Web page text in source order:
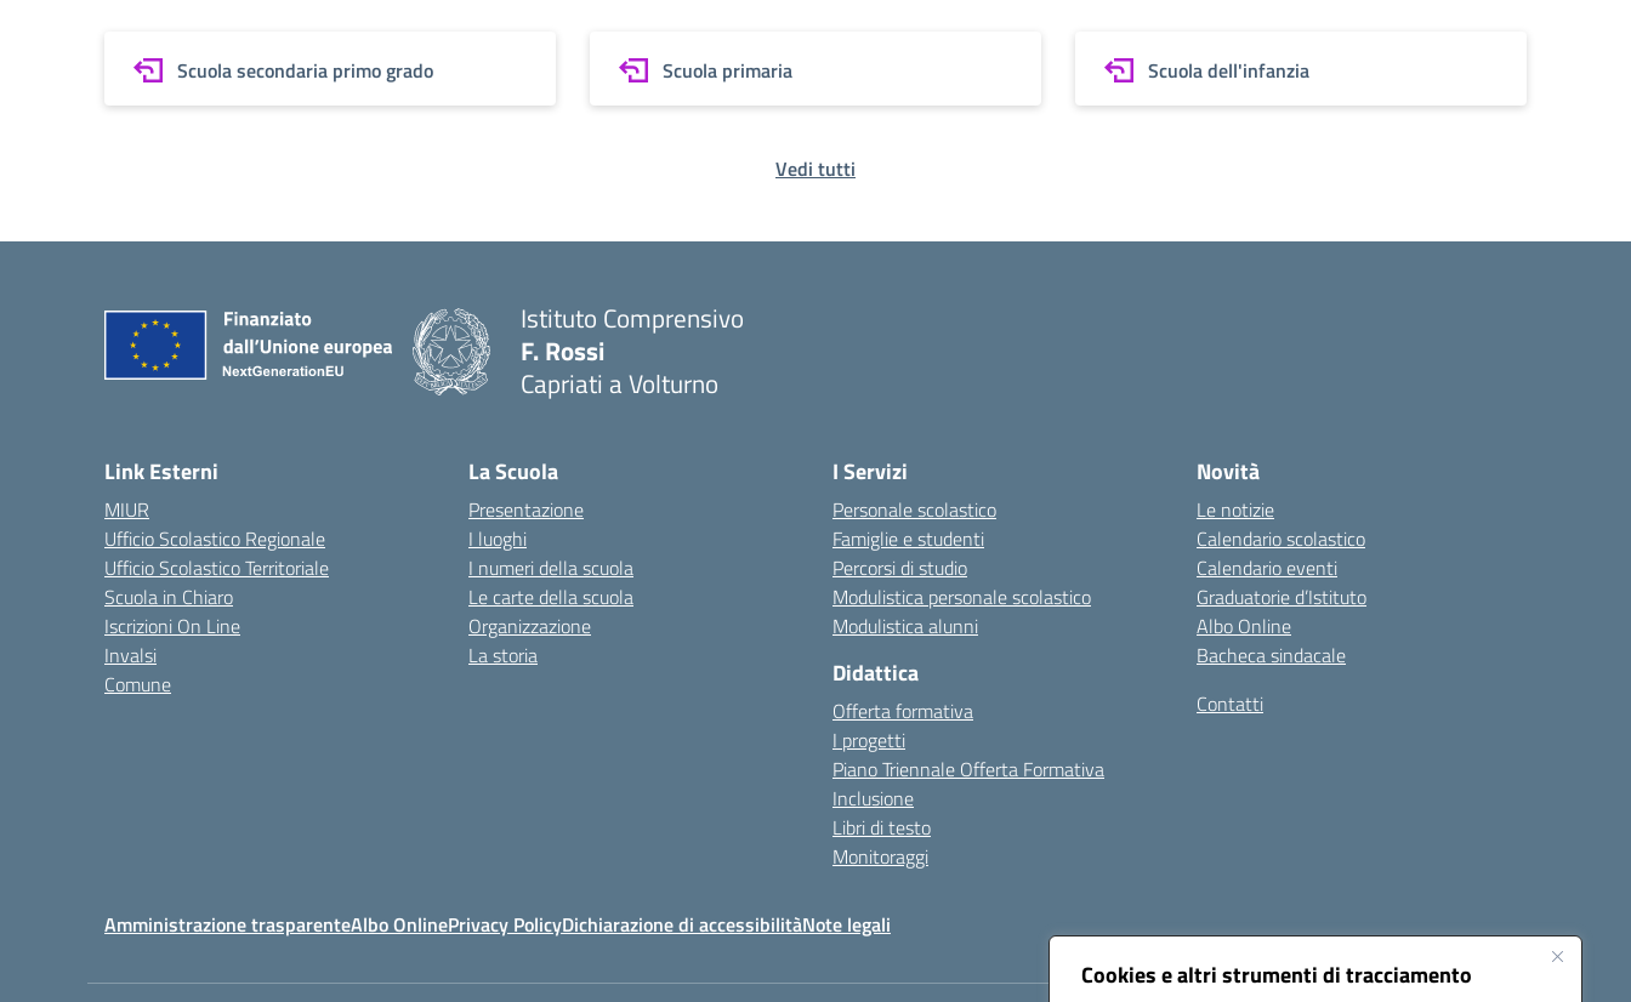
Cookies e altri strumenti di tracciamento
Scuola secondaria primo grado Scuola primaria Scuola dell'infanzia
Vedi tutti
Istituto Comprensivo
F. Rossi
Capriati a Volturno
Link Esterni
MIUR
Ufficio Scolastico Regionale
Ufficio Scolastico Territoriale
Scuola in Chiaro
Iscrizioni On Line
Invalsi
Comune
La Scuola
Presentazione
I luoghi
I numeri della scuola
Le carte della scuola
Organizzazione
La storia
I Servizi
Personale scolastico
Famiglie e studenti
Percorsi di studio
Modulistica personale scolastico
Modulistica alunni
Didattica
Offerta formativa
I progetti
Piano Triennale Offerta Formativa
Inclusione
Libri di testo
Monitoraggi
Novità
Le notizie
Calendario scolastico
Calendario eventi
Graduatorie d’Istituto
Albo Online
Bacheca sindacale
Contatti
Amministrazione trasparenteAlbo OnlinePrivacy PolicyDichiarazione di accessibilitàNote legali